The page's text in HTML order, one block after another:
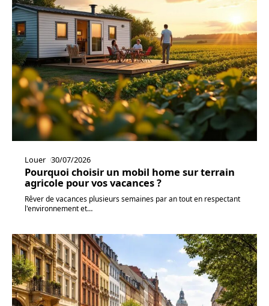
Louer 30/07/2026
Pourquoi choisir un mobil home sur terrain
agricole pour vos vacances ?
Rêver de vacances plusieurs semaines par an tout en respectant
l'environnement et…